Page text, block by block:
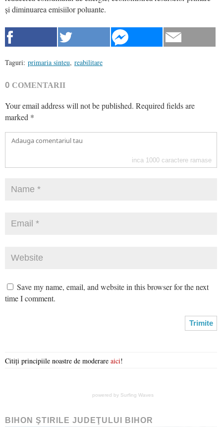
și diminuarea emisiilor poluante.
Taguri: primaria sinteu, reabilitare
0 COMENTARII
Your email address will not be published. Required fields are
marked *
inca 1000 caractere ramase
Save my name, email, and website in this browser for the next
time I comment.
Citiți principiile noastre de moderare aici!
powered by Surfing Waves
BIHON ŞTIRILE JUDEŢULUI BIHOR